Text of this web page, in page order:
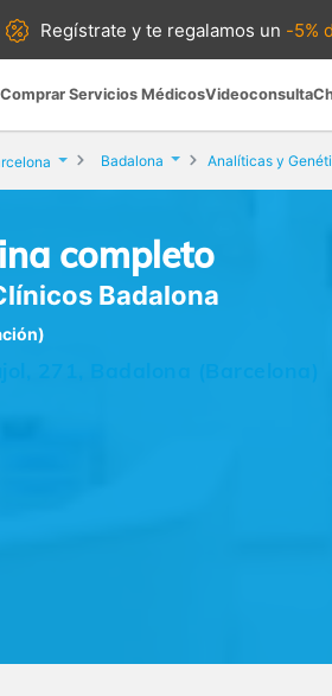
Regístrate yte regalamos un -5%
Comprar Servicios MédicosVideoconsulta
Badalona Analíticas y
completo
Badalona